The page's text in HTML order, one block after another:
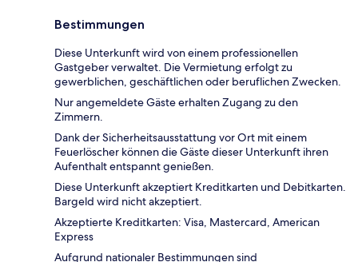
Bestimmungen
Diese Unterkunft wird von einem professionellen
Gastgeber verwaltet. Die Vermietung erfolgt zu
gewerblichen, geschäftlichen oder beruflichen Zwecken.
Nur angemeldete Gäste erhalten Zugang zu den
Zimmern.
Dank der Sicherheitsausstattung vor Ort mit einem
Feuerlöscher können die Gäste dieser Unterkunft ihren
Aufenthalt entspannt genießen.
Diese Unterkunft akzeptiert Kreditkarten und Debitkarten.
Bargeld wird nicht akzeptiert.
Akzeptierte Kreditkarten: Visa, Mastercard, American
Express
Aufgrund nationaler Bestimmungen sind